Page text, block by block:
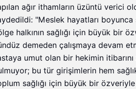
ağır ithamların üzüntü verici
"Meslek hayatları boyunca
halkının sağlığı için büyük bir
demeden çalışmaya devam
umut olan bir hekimin itibarını
bu tür girişimlerin hem
sağlığı için büyük bir